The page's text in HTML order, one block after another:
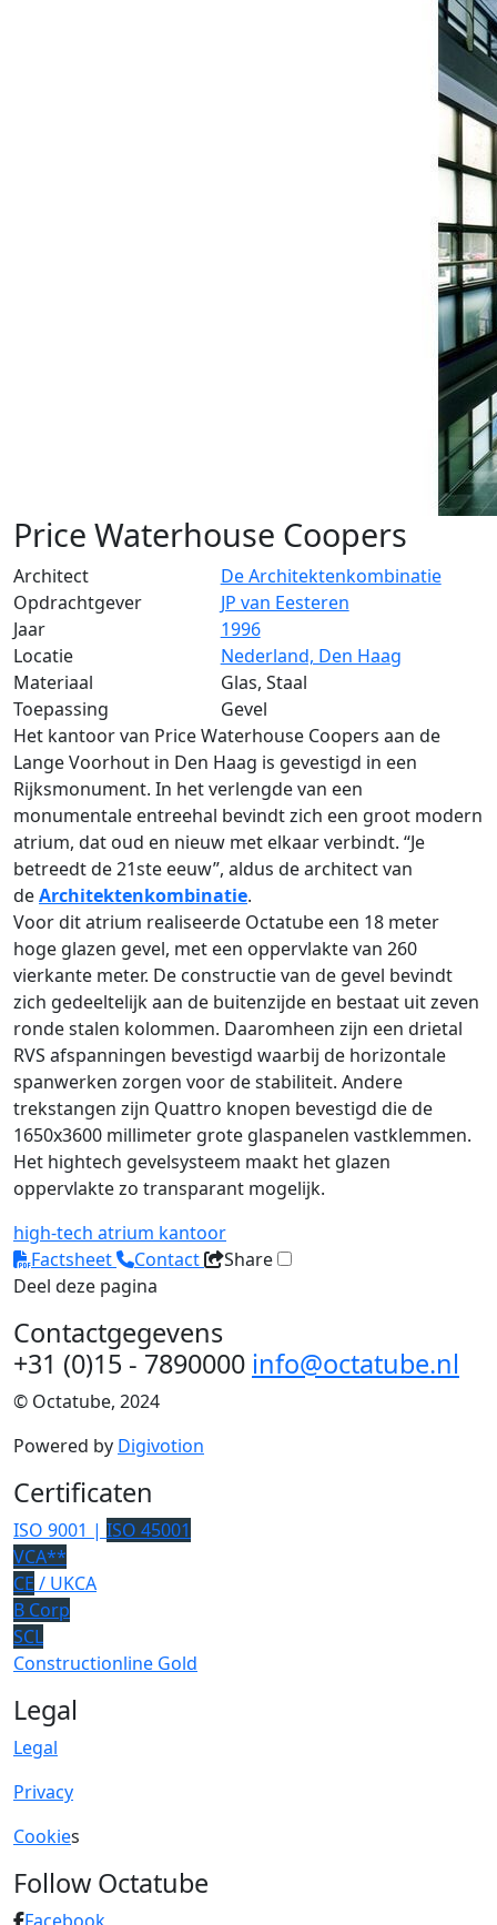
Price Waterhouse Coopers
Architect
De Architektenkombinatie
Opdrachtgever
JP van Eesteren
Jaar
1996
Locatie
Nederland, Den Haag
Materiaal
Glas, Staal
Toepassing
Gevel
Het kantoor van Price Waterhouse Coopers aan de
Lange Voorhout in Den Haag is gevestigd in een
Rijksmonument. In het verlengde van een
monumentale entreehal bevindt zich een groot modern
atrium, dat oud en nieuw met elkaar verbindt. “Je
betreedt de 21ste eeuw”, aldus de architect van
deArchitektenkombinatie.
Voor dit atrium realiseerde Octatube een 18 meter
hoge glazen gevel, met een oppervlakte van 260
vierkante meter. De constructie van de gevel bevindt
zich gedeeltelijk aan de buitenzijde en bestaat uit zeven
ronde stalen kolommen. Daaromheen zijn een drietal
RVS afspanningen bevestigd waarbij de horizontale
spanwerken zorgen voor de stabiliteit. Andere
trekstangen zijn Quattro knopen bevestigd die de
1650x3600 millimeter grote glaspanelen vastklemmen.
Het hightech gevelsysteem maakt het glazen
oppervlakte zo transparant mogelijk.
high-tech atrium kantoor
Factsheet
Contact
Share
Deel deze pagina
Contactgegevens
+31 (0)15 - 7890000 info@octatube.nl
© Octatube, 2024
Powered by Digivotion
Certificaten
ISO 9001 | ISO 45001
VCA**
CE / UKCA
B Corp
SCL
Constructionline Gold
Legal
Legal
Privacy
Cookies
Follow Octatube